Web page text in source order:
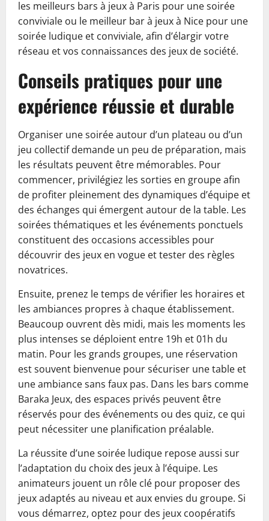
les meilleurs bars à jeux à Paris pour une soirée
conviviale ou le meilleur bar à jeux à Nice pour une
soirée ludique et conviviale, afin d’élargir votre
réseau et vos connaissances des jeux de société.
Conseils pratiques pour une
expérience réussie et durable
Organiser une soirée autour d’un plateau ou d’un
jeu collectif demande un peu de préparation, mais
les résultats peuvent être mémorables. Pour
commencer, privilégiez les sorties en groupe afin
de profiter pleinement des dynamiques d’équipe et
des échanges qui émergent autour de la table. Les
soirées thématiques et les événements ponctuels
constituent des occasions accessibles pour
découvrir des jeux en vogue et tester des règles
novatrices.
Ensuite, prenez le temps de vérifier les horaires et
les ambiances propres à chaque établissement.
Beaucoup ouvrent dès midi, mais les moments les
plus intenses se déploient entre 19h et 01h du
matin. Pour les grands groupes, une réservation
est souvent bienvenue pour sécuriser une table et
une ambiance sans faux pas. Dans les bars comme
Baraka Jeux, des espaces privés peuvent être
réservés pour des événements ou des quiz, ce qui
peut nécessiter une planification préalable.
La réussite d’une soirée ludique repose aussi sur
l’adaptation du choix des jeux à l’équipe. Les
animateurs jouent un rôle clé pour proposer des
jeux adaptés au niveau et aux envies du groupe. Si
vous démarrez, optez pour des jeux coopératifs